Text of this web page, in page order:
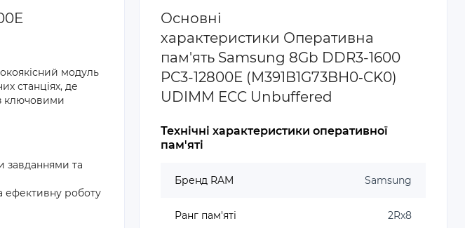
модуль
станціях, де
ключовими
завданнями та
ефективну роботу
Основні
характеристики Оперативна
пам'ять Samsung 8Gb DDR3-1600
PC3-12800E (M391B1G73BH0‐CK0)
UDIMM ECC Unbuffered
Технічні характеристики оперативної
пам'яті
Бренд RAM Samsung
Ранг пам'яті 2Rx8